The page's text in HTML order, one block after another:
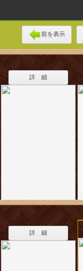
前を表示
詳 細
詳 細